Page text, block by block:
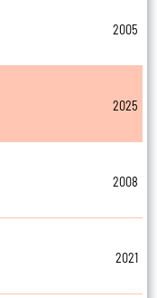
2005
2025
2008
2021